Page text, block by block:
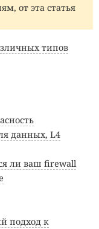
от эта статья
типов
данных, L4
ли ваш firewall
подход к